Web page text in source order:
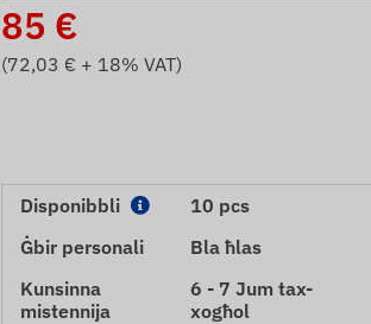
85 €
(72,03 € + 18% VAT)
Disponibbli
10 pcs
Ġbir personali
Bla ħlas
Kunsinna
mistennija
6 - 7 Jum tax-
xogħol